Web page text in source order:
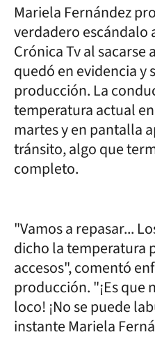
Mariela Fernández
verdadero escándalo
Crónica Tv al
quedó en evidencia y
producción. La
temperatura actual
martes y en pantalla
tránsito, algo que
completo.
"Vamos a repasar...
dicho la temperatura
accesos", comentó
producción. "¡Es que
loco! ¡No se puede
instante Mariela